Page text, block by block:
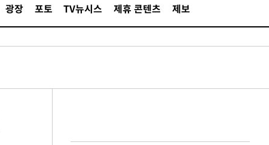
광장 포토 TV뉴시스 제휴 콘텐츠 제보